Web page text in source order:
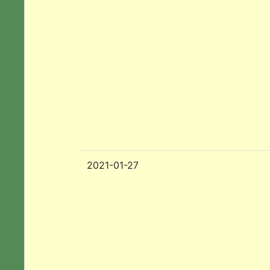
2021-01-27